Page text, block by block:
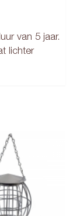
van 5 jaar.
lichter